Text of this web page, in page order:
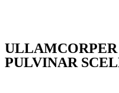
ULLAMCORPER
PULVINAR